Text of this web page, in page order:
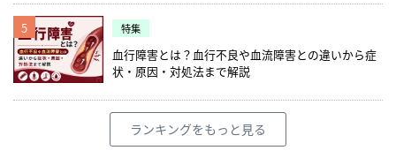
5 特集
血行障害とは？血行不良や血流障害との違いから症
状・原因・対処法まで解説
ランキングをもっと見る